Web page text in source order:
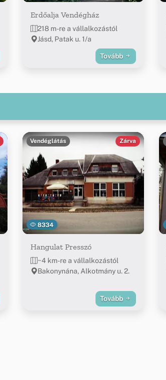
Erdőalja Vendégház
218 m-re a vállalkozástól
Jásd, Patak u. 1/a
Tovább
8334
Vendéglátás Zárva
Hangulat Presszó
~4 km-re a vállalkozástól
Bakonynána, Alkotmány u. 2.
Tovább